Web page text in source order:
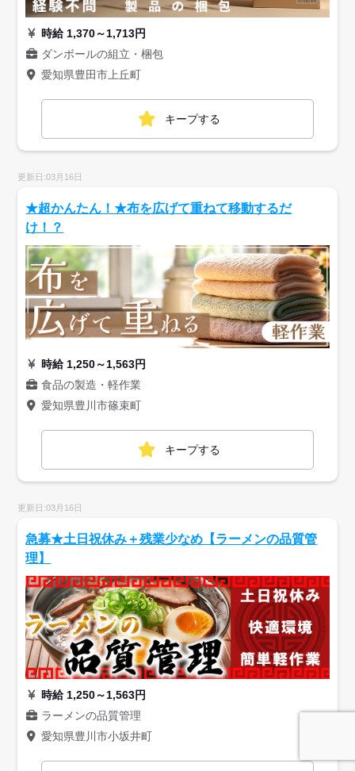
時給 1,370～1,713円
ダンボールの組立・梱包
愛知県豊田市上丘町
キープする
更新日:03月16日
★超かんたん！★布を広げて重ねて移動するだ
け！？
時給 1,250～1,563円
食品の製造・軽作業
愛知県豊川市篠束町
キープする
更新日:03月16日
急募★土日祝休み＋残業少なめ【ラーメンの品質管
理】
時給 1,250～1,563円
ラーメンの品質管理
愛知県豊川市小坂井町